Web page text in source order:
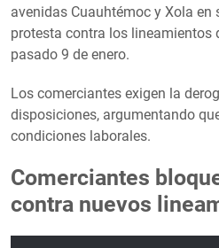
avenidas Cuauhtémoc y Xola en
protesta contra los lineamientos
pasado 9 de enero.
Los comerciantes exigen la
disposiciones, argumentando
condiciones laborales.
Comerciantes
contra nuevos